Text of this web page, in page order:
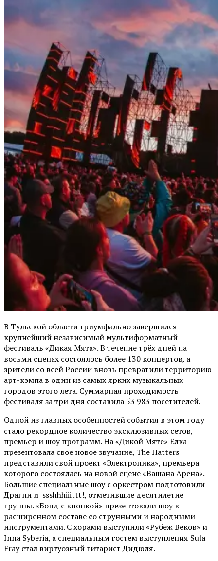
В Тульской области триумфально завершился
крупнейший независимый мультиформатный
фестиваль «Дикая Мята». В течение трёх дней на
восьми сценах состоялось более 130 концертов, а
зрители со всей России вновь превратили территорию
арт-кэмпа в один из самых ярких музыкальных
городов этого лета. Суммарная проходимость
фестиваля за три дня составила 53 983 посетителей.
Одной из главных особенностей события в этом году
стало рекордное количество эксклюзивных сетов,
премьер и шоу программ. На «Дикой Мяте» Ёлка
презентовала свое новое звучание, The Hatters
представили свой проект «Электроника», премьера
которого состоялась на новой сцене «Вашана Арена».
Большие специальные шоу с оркестром подготовили
Драгни и ssshhhiiittt!, отметившие десятилетие
группы. «Бонд с кнопкой» презентовали шоу в
расширенном составе со струнными и народными
инструментами. С хорами выступили «Рубеж Веков» и
Inna Syberia, а специальным гостем выступления Sula
Fray стал виртуозный гитарист Дидюля.